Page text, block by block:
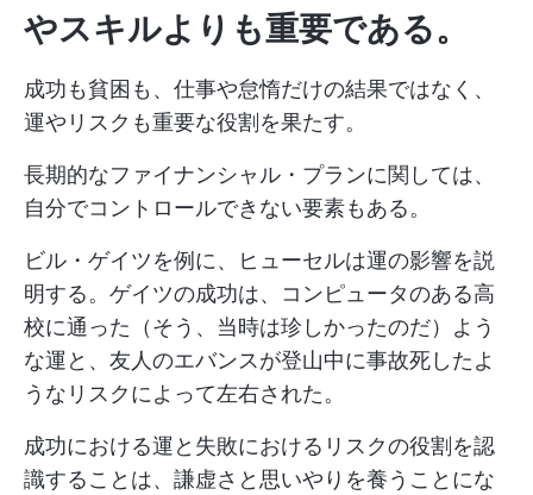
やスキルよりも重要である。
成功も貧困も、仕事や怠惰だけの結果ではなく、
運やリスクも重要な役割を果たす。
長期的なファイナンシャル・プランに関しては、
自分でコントロールできない要素もある。
ビル・ゲイツを例に、ヒューセルは運の影響を説
明する。ゲイツの成功は、コンピュータのある高
校に通った（そう、当時は珍しかったのだ）よう
な運と、友人のエバンスが登山中に事故死したよ
うなリスクによって左右された。
成功における運と失敗におけるリスクの役割を認
識することは、謙虚さと思いやりを養うことにな